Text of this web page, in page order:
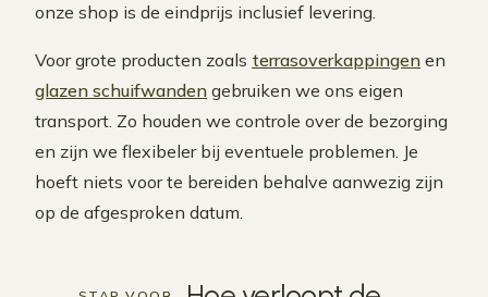
onze shop is de eindprijs inclusief levering.
Voor grote producten zoals terrasoverkappingen en
glazen schuifwanden gebruiken we ons eigen
transport. Zo houden we controle over de bezorging
en zijn we flexibeler bij eventuele problemen. Je
hoeft niets voor te bereiden behalve aanwezig zijn
op de afgesproken datum.